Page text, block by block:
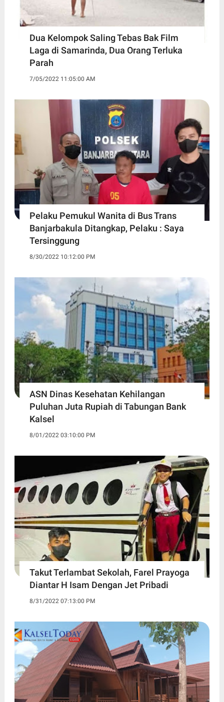
Dua Kelompok Saling Tebas Bak Film
Laga di Samarinda, Dua Orang Terluka
Parah
7/05/2022 11:05:00 AM
Pelaku Pemukul Wanita di Bus Trans
Banjarbakula Ditangkap, Pelaku : Saya
Tersinggung
8/30/2022 10:12:00 PM
ASN Dinas Kesehatan Kehilangan
Puluhan Juta Rupiah di Tabungan Bank
Kalsel
8/01/2022 03:10:00 PM
Takut Terlambat Sekolah, Farel Prayoga
Diantar H Isam Dengan Jet Pribadi
8/31/2022 07:13:00 PM